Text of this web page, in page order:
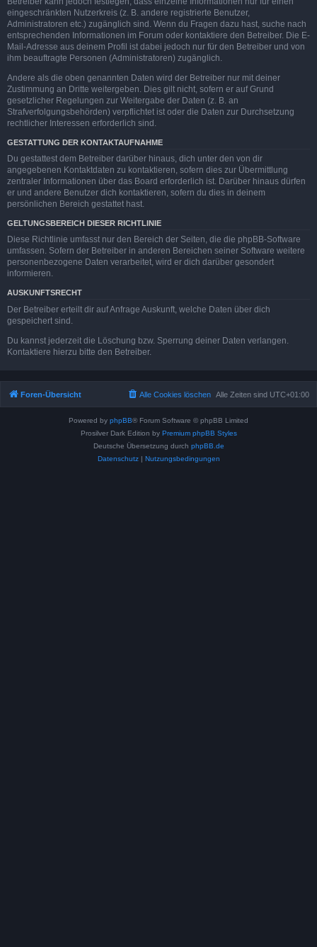
eingeschränkten Nutzerkreis (z. B. andere registrierte Benutzer,
Administratoren etc.) zugänglich sind. Wenn du Fragen dazu hast, suche nach
entsprechenden Informationen im Forum oder kontaktiere den Betreiber. Die E-
Mail-Adresse aus deinem Profil ist dabei jedoch nur für den Betreiber und von
ihm beauftragte Personen (Administratoren) zugänglich.
Andere als die oben genannten Daten wird der Betreiber nur mit deiner
Zustimmung an Dritte weitergeben. Dies gilt nicht, sofern er auf Grund
gesetzlicher Regelungen zur Weitergabe der Daten (z. B. an
Strafverfolgungsbehörden) verpflichtet ist oder die Daten zur Durchsetzung
rechtlicher Interessen erforderlich sind.
GESTATTUNG DER KONTAKTAUFNAHME
Du gestattest dem Betreiber darüber hinaus, dich unter den von dir
angegebenen Kontaktdaten zu kontaktieren, sofern dies zur Übermittlung
zentraler Informationen über das Board erforderlich ist. Darüber hinaus dürfen
er und andere Benutzer dich kontaktieren, sofern du dies in deinem
persönlichen Bereich gestattet hast.
GELTUNGSBEREICH DIESER RICHTLINIE
Diese Richtlinie umfasst nur den Bereich der Seiten, die die phpBB-Software
umfassen. Sofern der Betreiber in anderen Bereichen seiner Software weitere
personenbezogene Daten verarbeitet, wird er dich darüber gesondert
informieren.
AUSKUNFTSRECHT
Der Betreiber erteilt dir auf Anfrage Auskunft, welche Daten über dich
gespeichert sind.
Du kannst jederzeit die Löschung bzw. Sperrung deiner Daten verlangen.
Kontaktiere hierzu bitte den Betreiber.
Foren-Übersicht Alle Zeiten sind UTC+01:00
Alle Cookies löschen
Powered by phpBB® Forum Software © phpBB Limited
Prosilver Dark Edition by Premium phpBB Styles
Deutsche Übersetzung durch phpBB.de
Datenschutz| Nutzungsbedingungen